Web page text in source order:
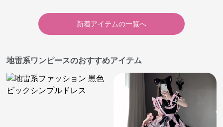
新着アイテムの一覧へ
地雷系ワンピースのおすすめアイテム